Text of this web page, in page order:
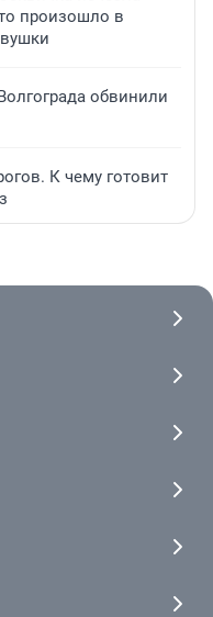
произошло в
обвинили
К чему готовит